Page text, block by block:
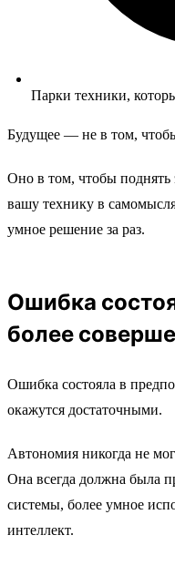
Парки техники,
Будущее — не в том, чтобы
Оно в том, чтобы поднять
вашу технику в
умное решение за раз.
Ошибка
более
Ошибка состояла в
окажутся достаточными.
Автономия никогда не
Она всегда должна была
системы, более умное
интеллект.